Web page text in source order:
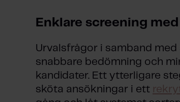
Enklare screening
Urvalsfrågor i samband
snabbare bedömning och
kandidater. Ett ytterligare
sköta ansökningar i ett